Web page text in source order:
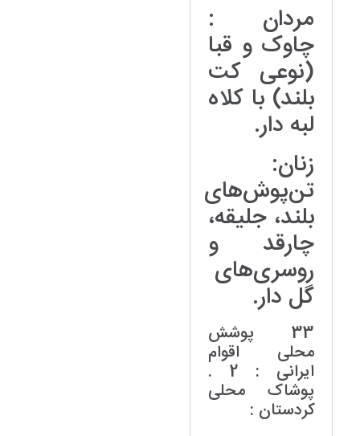
مردان :
چاوک و قبا
(نوعی کت
بلند) با کلاه
لبه‌ دار.
زنان:
تن‌پوش‌های
بلند، جلیقه،
چارقد و
روسری‌های
گل‌ دار.
33 پوشش
محلی اقوام
ایرانی : 2 .
پوشاک محلی
کردستان :